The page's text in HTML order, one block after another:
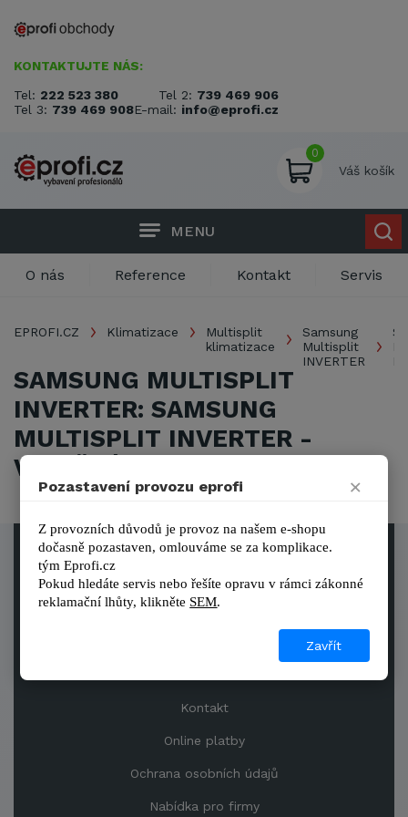
KONTAKTUJTE NÁS:
Tel: 222 523 380 Tel 2: 739 469 906
Tel 3: 739 469 908E-mail: info@eprofi.cz
0
Váš košík
MENU
O nás Reference Kontakt Servis
EPROFI.CZ Klimatizace
Multisplit
klimatizace
Samsung
Multisplit
INVERTER
SAMSUNG MULTISPLIT
INVERTER: SAMSUNG
MULTISPLIT INVERTER -
VNITŘNÍ JEDNOTKY
Obchodní podmínky
Reference
Kontakt
Online platby
Ochrana osobních údajů
Nabídka pro firmy
Pozastavení provozu eprofi ×
Z provozních důvodů je provoz na našem e-shopu
dočasně pozastaven, omlouváme se za komplikace.
tým Eprofi.cz
Pokud hledáte servis nebo řešíte opravu v rámci zákonné
reklamační lhůty, klikněte SEM.
Zavřít